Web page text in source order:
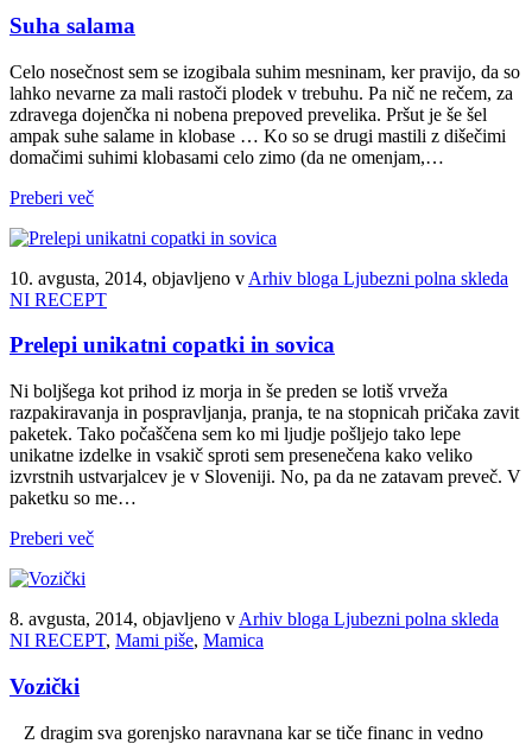
Suha salama
Celo nosečnost sem se izogibala suhim mesninam, ker pravijo, da so
lahko nevarne za mali rastoči plodek v trebuhu. Pa nič ne rečem, za
zdravega dojenčka ni nobena prepoved prevelika. Pršut je še šel
ampak suhe salame in klobase … Ko so se drugi mastili z dišečimi
domačimi suhimi klobasami celo zimo (da ne omenjam,…
Preberi več
10. avgusta, 2014, objavljeno v Arhiv bloga Ljubezni polna skleda
NI RECEPT
Prelepi unikatni copatki in sovica
Ni boljšega kot prihod iz morja in še preden se lotiš vrveža
razpakiravanja in pospravljanja, pranja, te na stopnicah pričaka zavit
paketek. Tako počaščena sem ko mi ljudje pošljejo tako lepe
unikatne izdelke in vsakič sproti sem presenečena kako veliko
izvrstnih ustvarjalcev je v Sloveniji. No, pa da ne zatavam preveč. V
paketku so me…
Preberi več
8. avgusta, 2014, objavljeno v Arhiv bloga Ljubezni polna skleda
NI RECEPT, Mami piše, Mamica
Vozički
Z dragim sva gorenjsko naravnana kar se tiče financ in vedno